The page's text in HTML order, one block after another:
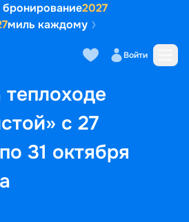
бронирование2027
миль каждому
Войти
с 27
31 октября
кают Маршрут и